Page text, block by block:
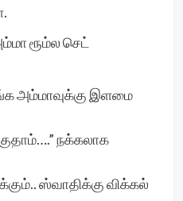
ரூம்ல செட்
அம்மாவுக்கு இளமை
நக்கலாக
ஸ்வாதிக்கு விக்கல்